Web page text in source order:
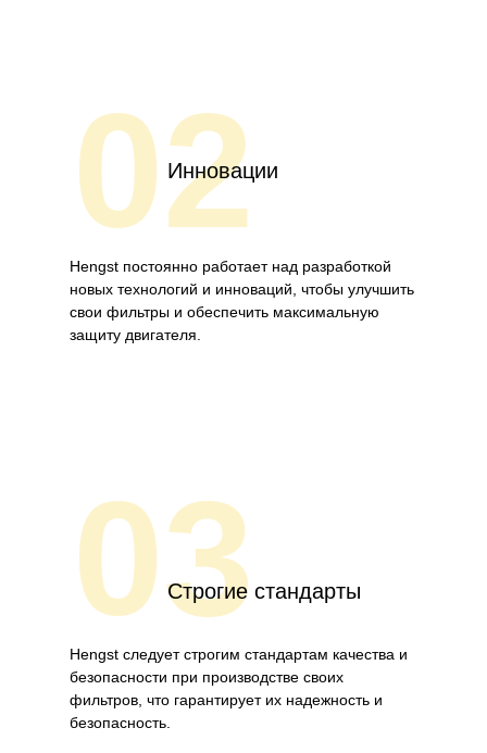
02
Инновации
Hengst постоянно работает над разработкой
новых технологий и инноваций, чтобы улучшить
свои фильтры и обеспечить максимальную
защиту двигателя.
03Строгие стандарты
Hengst следует строгим стандартам качества и
безопасности при производстве своих
фильтров, что гарантирует их надежность и
безопасность.